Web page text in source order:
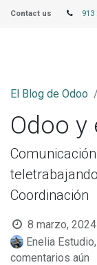
Contact us 913
El Blog de Odoo
Odoo y
Coordinación
8 marzo, 2024
Enelia
comentarios aún